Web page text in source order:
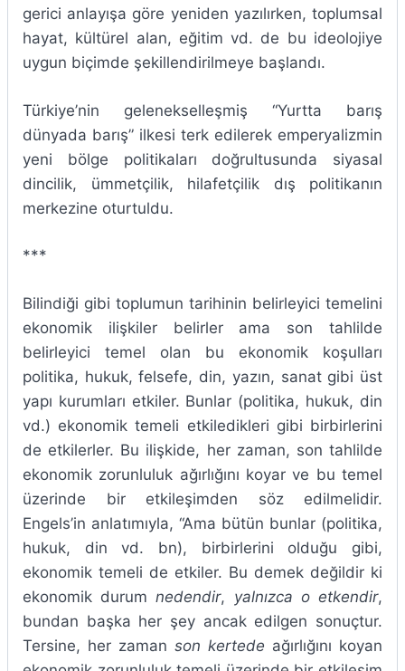
gerici anlayışa göre yeniden yazılırken, toplumsal
hayat, kültürel alan, eğitim vd. de bu ideolojiye
uygun biçimde şekillendirilmeye başlandı.
Türkiye’nin gelenekselleşmiş “Yurtta barış
dünyada barış” ilkesi terk edilerek emperyalizmin
yeni bölge politikaları doğrultusunda siyasal
dincilik, ümmetçilik, hilafetçilik dış politikanın
merkezine oturtuldu.
***
Bilindiği gibi toplumun tarihinin belirleyici temelini
ekonomik ilişkiler belirler ama son tahlilde
belirleyici temel olan bu ekonomik koşulları
politika, hukuk, felsefe, din, yazın, sanat gibi üst
yapı kurumları etkiler. Bunlar (politika, hukuk, din
vd.) ekonomik temeli etkiledikleri gibi birbirlerini
de etkilerler. Bu ilişkide, her zaman, son tahlilde
ekonomik zorunluluk ağırlığını koyar ve bu temel
üzerinde bir etkileşimden söz edilmelidir.
Engels’in anlatımıyla, “Ama bütün bunlar (politika,
hukuk, din vd. bn), birbirlerini olduğu gibi,
ekonomik temeli de etkiler. Bu demek değildir ki
ekonomik durumnedendir, yalnızca o etkendir,
bundan başka her şey ancak edilgen sonuçtur.
Tersine, her zaman son kertede ağırlığını koyan